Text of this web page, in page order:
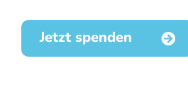
Jetzt spenden